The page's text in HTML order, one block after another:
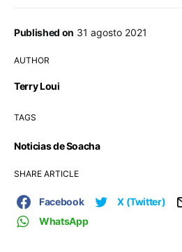
Published on 31 agosto 2021
AUTHOR
Terry Loui
TAGS
Noticias de Soacha
SHARE ARTICLE
Facebook X (Twitter)
WhatsApp